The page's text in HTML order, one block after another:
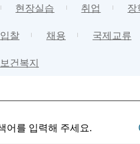
현장실습 취업 장
입찰 채용 국제교류
보건복지